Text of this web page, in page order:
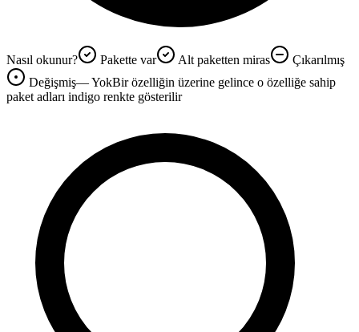
Nasıl okunur? Pakette var Alt paketten miras
Çıkarılmış
Değişmiş—YokBir özelliğin üzerine gelince o özelliğe sahip
paket adları indigo renkte gösterilir